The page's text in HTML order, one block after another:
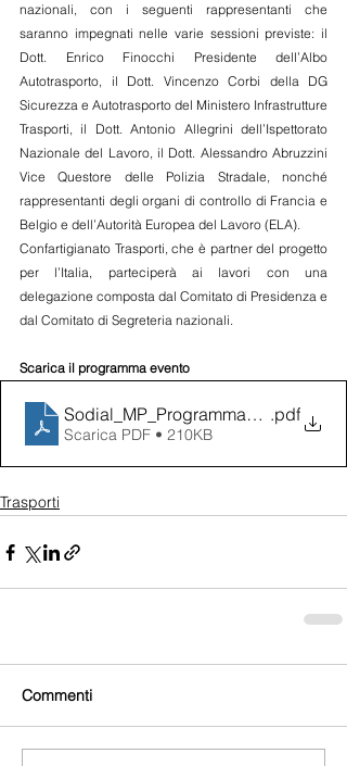
nazionali, con i seguenti rappresentanti che
saranno impegnati nelle varie sessioni previste: il
Dott. Enrico Finocchi Presidente dell’Albo
Autotrasporto, il Dott. Vincenzo Corbi della DG
Sicurezza e Autotrasporto del Ministero Infrastrutture
Trasporti, il Dott. Antonio Allegrini dell’Ispettorato
Nazionale del Lavoro, il Dott. Alessandro Abruzzini
Vice Questore delle Polizia Stradale, nonché
rappresentanti degli organi di controllo di Francia e
Belgio e dell’Autorità Europea del Lavoro (ELA).
Confartigianato Trasporti, che è partner del progetto
per l’Italia, parteciperà ai lavori con una
delegazione composta dal Comitato di Presidenza e
dal Comitato di Segreteria nazionali.
Scarica il programma evento
Sodial_MP_Programma_def.pdf
Scarica PDF • 210KB
Trasporti
Commenti